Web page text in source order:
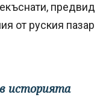
предвид
от руския пазар
историята